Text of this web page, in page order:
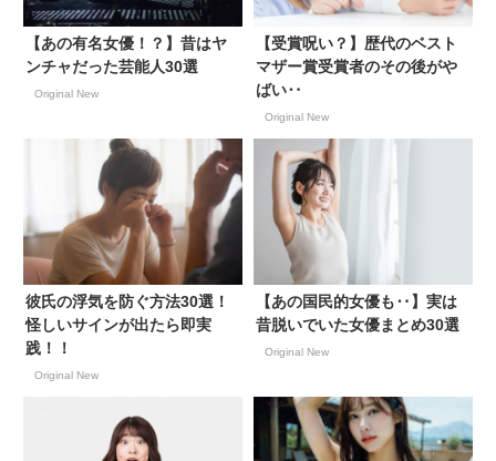
【あの有名女優！？】昔はヤ
ンチャだった芸能人30選
Original New
【受賞呪い？】歴代のベスト
マザー賞受賞者のその後がや
ばい‥
Original New
彼氏の浮気を防ぐ方法30選！
怪しいサインが出たら即実
践！！
Original New
【あの国民的女優も‥】実は
昔脱いでいた女優まとめ30選
Original New